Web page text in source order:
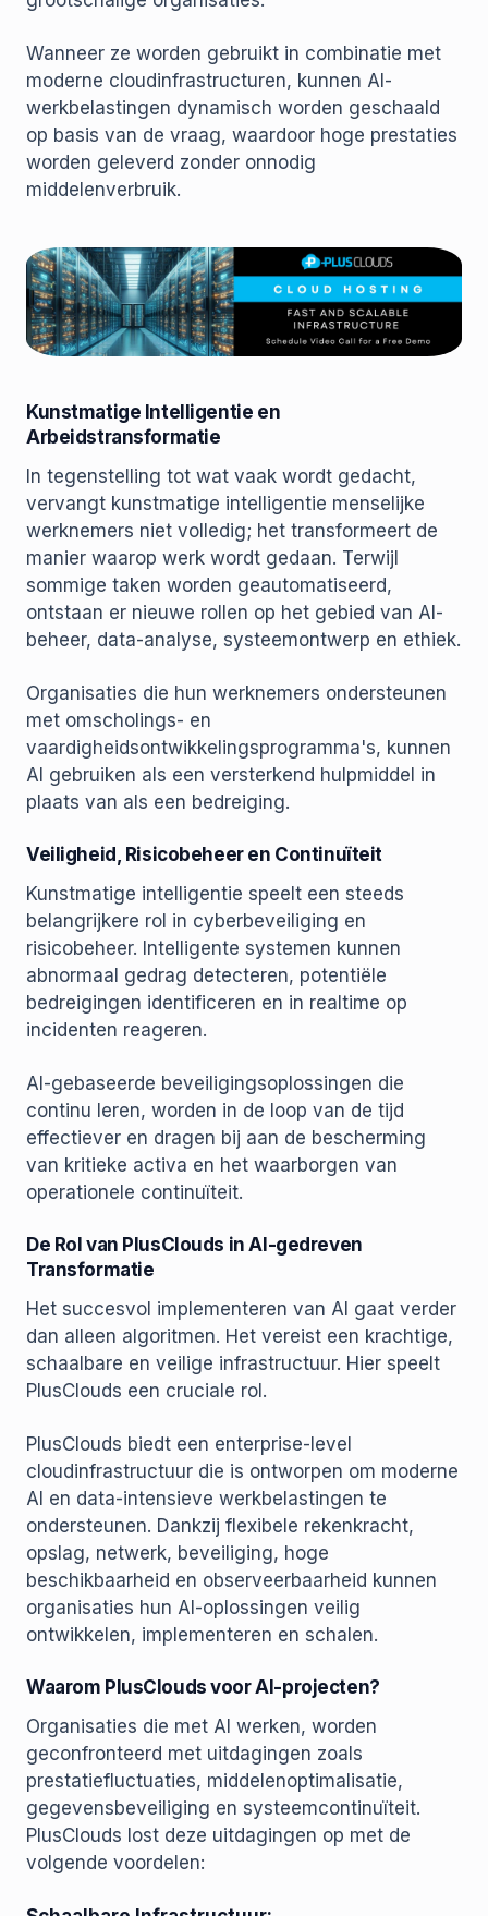
Wanneer ze worden gebruikt in combinatie met
moderne cloudinfrastructuren, kunnen AI-
werkbelastingen dynamisch worden geschaald
op basis van de vraag, waardoor hoge prestaties
worden geleverd zonder onnodig
middelenverbruik.
Kunstmatige Intelligentie en
Arbeidstransformatie
In tegenstelling tot wat vaak wordt gedacht,
vervangt kunstmatige intelligentie menselijke
werknemers niet volledig; het transformeert de
manier waarop werk wordt gedaan. Terwijl
sommige taken worden geautomatiseerd,
ontstaan er nieuwe rollen op het gebied van AI-
beheer, data-analyse, systeemontwerp en ethiek.
Organisaties die hun werknemers ondersteunen
met omscholings- en
vaardigheidsontwikkelingsprogramma's, kunnen
AI gebruiken als een versterkend hulpmiddel in
plaats van als een bedreiging.
Veiligheid, Risicobeheer en Continuïteit
Kunstmatige intelligentie speelt een steeds
belangrijkere rol in cyberbeveiliging en
risicobeheer. Intelligente systemen kunnen
abnormaal gedrag detecteren, potentiële
bedreigingen identificeren en in realtime op
incidenten reageren.
AI-gebaseerde beveiligingsoplossingen die
continu leren, worden in de loop van de tijd
effectiever en dragen bij aan de bescherming
van kritieke activa en het waarborgen van
operationele continuïteit.
De Rol van PlusClouds in AI-gedreven
Transformatie
Het succesvol implementeren van AI gaat verder
dan alleen algoritmen. Het vereist een krachtige,
schaalbare en veilige infrastructuur. Hier speelt
PlusClouds een cruciale rol.
PlusClouds biedt een enterprise-level
cloudinfrastructuur die is ontworpen om moderne
AI en data-intensieve werkbelastingen te
ondersteunen. Dankzij flexibele rekenkracht,
opslag, netwerk, beveiliging, hoge
beschikbaarheid en observeerbaarheid kunnen
organisaties hun AI-oplossingen veilig
ontwikkelen, implementeren en schalen.
Waarom PlusClouds voor AI-projecten?
Organisaties die met AI werken, worden
geconfronteerd met uitdagingen zoals
prestatiefluctuaties, middelenoptimalisatie,
gegevensbeveiliging en systeemcontinuïteit.
PlusClouds lost deze uitdagingen op met de
volgende voordelen: